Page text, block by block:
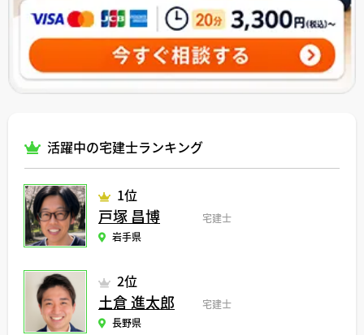
活躍中の宅建士ランキング
1位
戸塚 昌博
宅建士
岩手県
2位
土倉 進太郎
宅建士
長野県